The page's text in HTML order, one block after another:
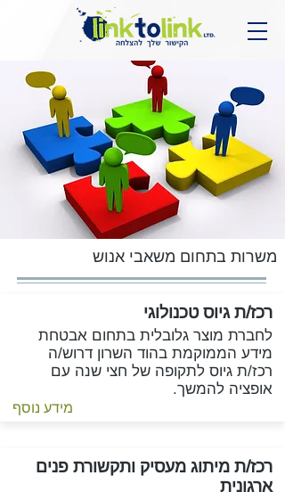
משאבי אנוש משרות בתחום
רכז/ת גיוס טכנולוגי
לחברת מוצר גלובלית בתחום אבטחת
מידע הממוקמת בהוד השרון דרוש/ה
רכז/ת גיוס לתקופה של חצי שנה עם
אופציה להמשך.
מידע נוסף
רכז/ת מיתוג מעסיק ותקשורת פנים
ארגונית